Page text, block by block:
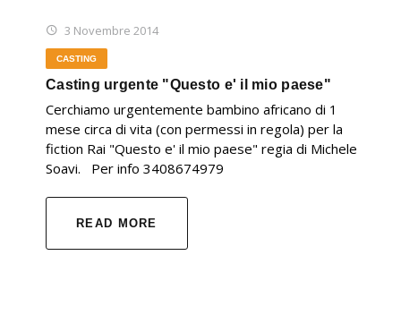
3 Novembre 2014
CASTING
Casting urgente "Questo e' il mio paese"
Cerchiamo urgentemente bambino africano di 1
mese circa di vita (con permessi in regola) per la
fiction Rai "Questo e' il mio paese" regia di Michele
Soavi. Per info 3408674979
READ MORE